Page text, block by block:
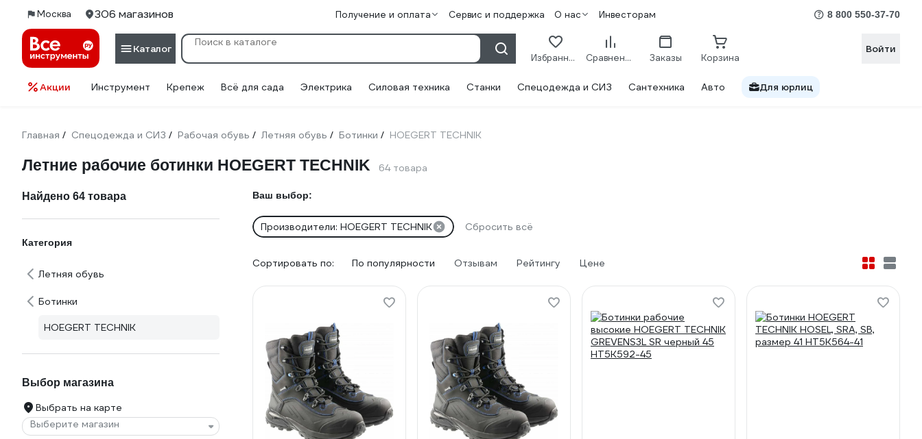
Москва 306 магазинов Получение и оплата Сервис и поддержка О нас Инвесторам 8 800 550-37-70
Каталог
Избранное Сравнение Заказы Корзина
Войти
Акции Инструмент Крепеж Всё для сада Электрика Силовая техника Станки Спецодежда и СИЗ Сантехника Авто Для юрлиц
Главная / Спецодежда и СИЗ / Рабочая обувь / Летняя обувь / Ботинки / HOEGERT TECHNIK
Летние рабочие ботинки HOEGERT TECHNIK 64 товара
Найдено 64 товара
Категория
Летняя обувь
Ботинки
HOEGERT TECHNIK
Выбор магазина
Выбрать на карте
Выберите магазин
Ваш выбор:
Производители: HOEGERT TECHNIK Сбросить всё
Сортировать по: По популярности Отзывам Рейтингу Цене